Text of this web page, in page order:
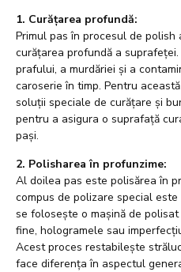
1. Curățarea profundă:
Primul pas în procesul de polish
curățarea profundă a
prafului, a murdăriei și a
caroserie în timp. Pentru
soluții speciale de curățare și
pentru a asigura o suprafață
pași.
2. Polisharea în profunzime:
Al doilea pas este polisărea în
compus de polizare special
se folosește o mașină de
fine, hologramele sau
Acest proces restabilește
face diferența în aspectul